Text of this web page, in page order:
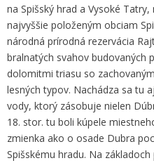
na Spišský hrad a Vysoké
najvyššie položeným obciam
národná prírodná rezervácia
bralnatých svahov budovaných
dolomitmi triasu so
lesných typov. Nachádza sa tu
vody, ktorý zásobuje nielen
18. stor. tu boli kúpele
zmienka ako o osade Dubra
Spišskému hradu. Na